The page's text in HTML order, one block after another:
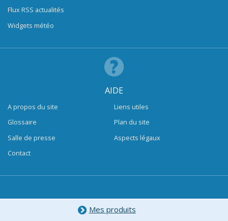
Flux RSS actualités
Widgets météo
AIDE
A propos du site
Glossaire
Salle de presse
Contact
Liens utiles
Plan du site
Aspects légaux
Mes produits